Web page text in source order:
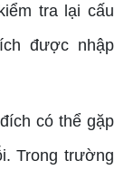
tra lại cấu
được nhập
có thể gặp
Trong trường